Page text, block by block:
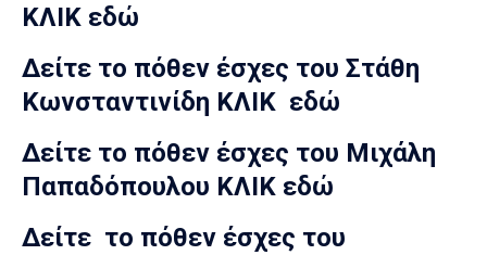
ΚΛΙΚ εδώ
Δείτε το πόθεν έσχες του Στάθη
Κωνσταντινίδη ΚΛΙΚ εδώ
Δείτε το πόθεν έσχες του Μιχάλη
Παπαδόπουλου ΚΛΙΚ εδώ
Δείτε το πόθεν έσχες του